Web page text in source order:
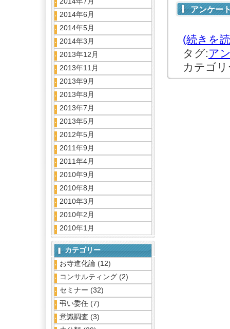
2014年6月
2014年5月
2014年3月
2013年12月
2013年11月
2013年9月
2013年8月
2013年7月
2013年5月
2012年5月
2011年9月
2011年4月
2010年9月
2010年8月
2010年3月
2010年2月
2010年1月
カテゴリー
お寺進化論 (12)
コンサルティング (2)
セミナー (32)
弔い委任 (7)
意識調査 (3)
アンケー
(続きを
タグ:ア
カテゴ